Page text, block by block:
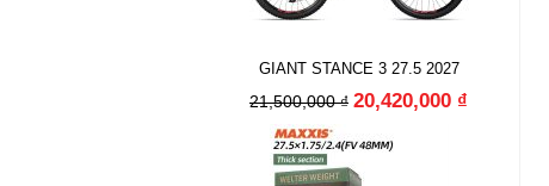
GIANT STANCE 3 27.5 2027
21,500,000 ₫ 20,420,000 ₫